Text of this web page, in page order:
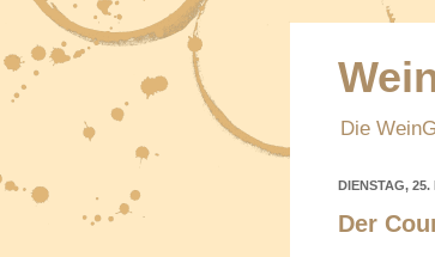
Die
DIENSTAG, 25.
Der